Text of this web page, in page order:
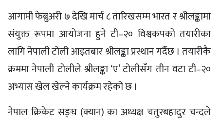
आगामी फेब्रुअरी ७ देखि मार्च ८ तारिखसम्म भारत र श्रीलङ्कामा
संयुक्त रूपमा आयोजना हुने टी–२० विश्वकपको तयारीका
लागि नेपाली टोली आइतबार श्रीलङ्का प्रस्थान गर्दैछ । तयारीकै
क्रममा नेपाली टोलीले श्रीलङ्का ‘ए’ टोलीसँग तीन वटा टी–२०
अभ्यास खेल खेल्ने कार्यक्रम रहेको छ ।
नेपाल क्रिकेट सङ्घ (क्यान) का अध्यक्ष चतुरबहादुर चन्दले